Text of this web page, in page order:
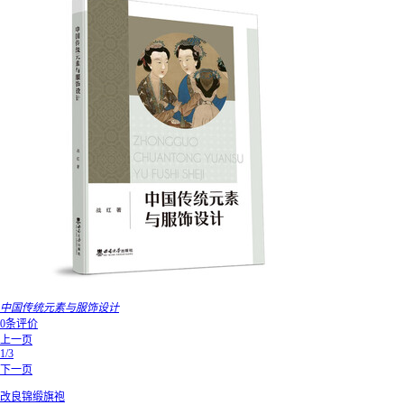
中国传统元素与服饰设计
0条评价
上一页
1/3
下一页
改良锦缎旗袍